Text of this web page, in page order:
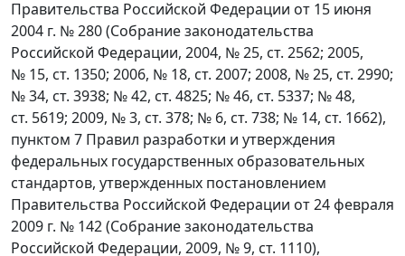
Правительства Российской Федерации от 15 июня
2004 г. № 280 (Собрание законодательства
Российской Федерации, 2004, № 25, ст. 2562; 2005,
№ 15, ст. 1350; 2006, № 18, ст. 2007; 2008, № 25, ст. 2990;
№ 34, ст. 3938; № 42, ст. 4825; № 46, ст. 5337; № 48,
ст. 5619; 2009, № 3, ст. 378; № 6, ст. 738; № 14, ст. 1662),
пунктом 7 Правил разработки и утверждения
федеральных государственных образовательных
стандартов, утвержденных постановлением
Правительства Российской Федерации от 24 февраля
2009 г. № 142 (Собрание законодательства
Российской Федерации, 2009, № 9, ст. 1110),